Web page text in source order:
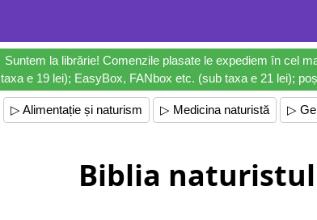
Suntem la librărie! Comenzile plasate le expediem în cel
taxa e 19 lei); EasyBox, FANbox etc. (sub taxa e 21 lei);
▷ Alimentație și naturism ▷ Medicina naturistă ▷
Biblia